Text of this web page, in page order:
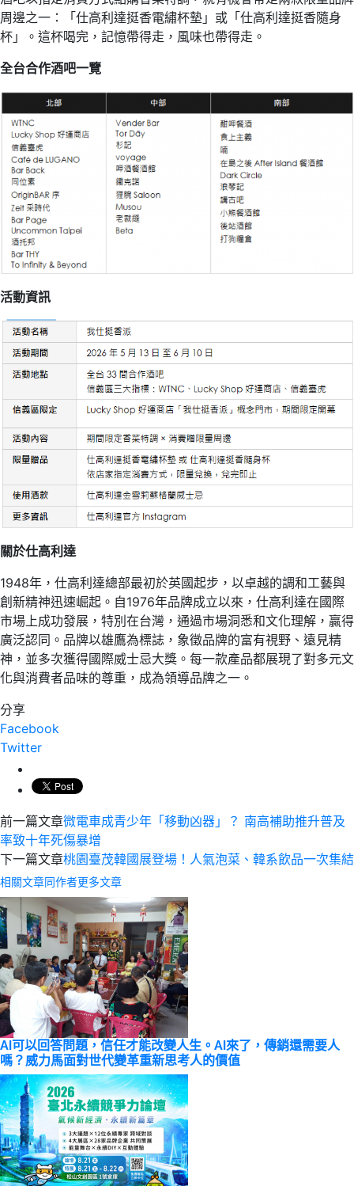
周邊之一：「仕高利達挺香電繡杯墊」或「仕高利達挺香隨身
杯」。這杯喝完，記憶帶得走，風味也帶得走。
全台合作酒吧一覽
活動資訊
關於仕高利達
1948年，仕高利達總部最初於英國起步，以卓越的調和工藝與
創新精神迅速崛起。自1976年品牌成立以來，仕高利達在國際
市場上成功發展，特別在台灣，通過市場洞悉和文化理解，贏得
廣泛認同。品牌以雄鷹為標誌，象徵品牌的富有視野、遠見精
神，並多次獲得國際威士忌大獎。​每一款產品都展現了對多元文
化與消費者品味的尊重，成為領導品牌之一。
分享
Facebook
Twitter
前一篇文章微電車成青少年「移動凶器」？ 南高補助推升普及
率致十年死傷暴增
下一篇文章桃園臺茂韓國展登場！人氣泡菜、韓系飲品一次集結
相關文章同作者更多文章
AI可以回答問題，信任才能改變人生。AI來了，傳銷還需要人
嗎？威力馬面對世代變革重新思考人的價值